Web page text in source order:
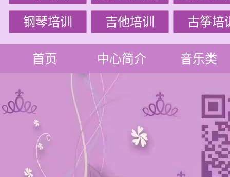
钢琴培训 吉他培训 古筝培
首页 中心简介 音乐类